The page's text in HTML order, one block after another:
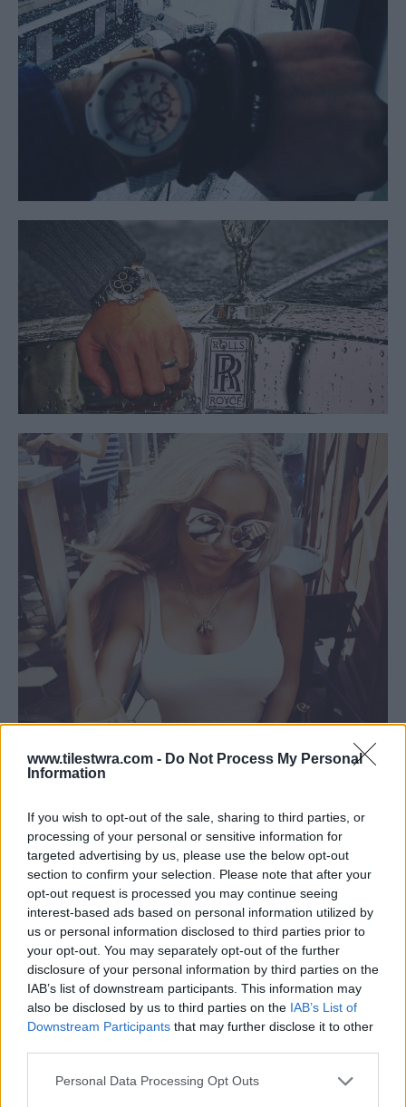
www.tilestwra.com - Do Not Process My Personal
Information
If you wish to opt-out of the sale, sharing to third parties, or
processing of your personal or sensitive information for
targeted advertising by us, please use the below opt-out
section to confirm your selection. Please note that after your
opt-out request is processed you may continue seeing
interest-based ads based on personal information utilized by
us or personal information disclosed to third parties prior to
your opt-out. You may separately opt-out of the further
disclosure of your personal information by third parties on the
IAB’s list of downstream participants. This information may
also be disclosed by us to third parties on the IAB’s List of
Downstream Participants that may further disclose it to other
Personal Data Processing Opt Outs